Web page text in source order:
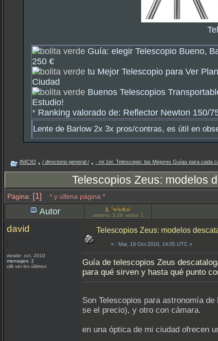
Guía: elegir Telescopio Bueno,
250 €
tu Mejor Telescopio para Ver
Ciudad
Buenos Telescopios
Estudio!
* Ranking valorado de: Reflector Newton 150/
Lente de Barlow 2x 3x pros/contras, es útil en
INICIO / directorio general / · mi 1er. Telescopio: las Mejores Guías para cada
Telescopios Zeus: modelos
Página: [1] * y última página *
Autor astrons: 3.29 votos: 1
david
desde: oct, 2010
mensajes: 2
clik ver los últimos
Telescopios Zeus: modelos
« : Mar, 19 Oct 2010, 14:05 UTC »
Guía de telescopios Zeus
para qué sirven y hasta qué punto
Son Telescopios para astronomía
se el precio), y otro con cámara.
en una óptica de mi ciudad ofrecen